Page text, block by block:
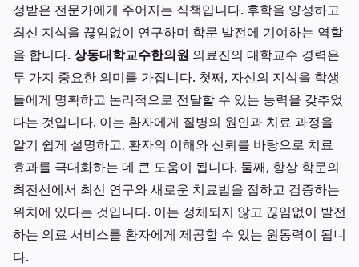
정받은 전문가에게 주어지는 직책입니다. 후학을 양성하고
최신 지식을 끊임없이 연구하며 학문 발전에 기여하는 역할
을 합니다. 상동대학교수한의원 의료진의 대학교수 경력은
두 가지 중요한 의미를 가집니다. 첫째, 자신의 지식을 학생
들에게 명확하고 논리적으로 전달할 수 있는 능력을 갖추었
다는 것입니다. 이는 환자에게 질병의 원인과 치료 과정을
알기 쉽게 설명하고, 환자의 이해와 신뢰를 바탕으로 치료
효과를 극대화하는 데 큰 도움이 됩니다. 둘째, 항상 학문의
최전선에서 최신 연구와 새로운 치료법을 접하고 검증하는
위치에 있다는 것입니다. 이는 정체되지 않고 끊임없이 발전
하는 의료 서비스를 환자에게 제공할 수 있는 원동력이 됩니
다.